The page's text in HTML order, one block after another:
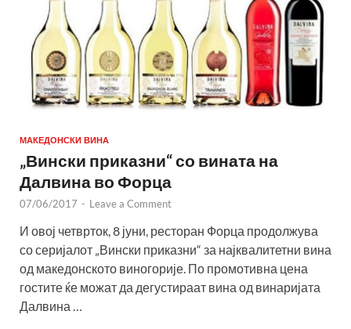
МАКЕДОНСКИ ВИНА
„Вински приказни“ со вината на
Далвина во Форца
07/06/2017 - Leave a Comment
И овој четврток, 8 јуни, ресторан Форца продолжува
со серијалот „Вински приказни“ за најквалитетни вина
од македонското виногорије. По промотивна цена
гостите ќе можат да дегустираат вина од винаријата
Далвина …